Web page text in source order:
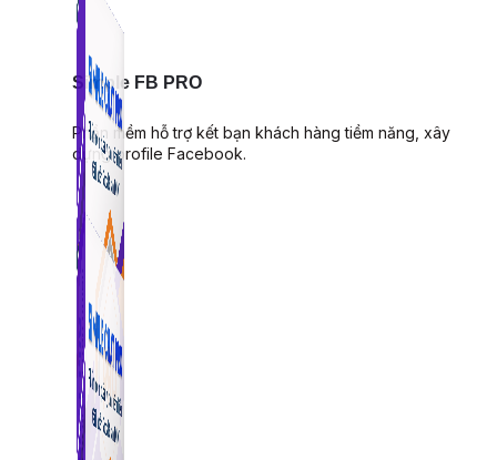
Simple FB PRO
Phần mềm hỗ trợ kết bạn khách hàng tiềm năng, xây
dựng profile Facebook.